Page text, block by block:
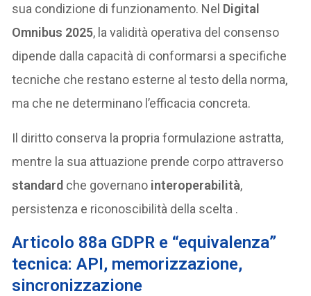
sua condizione di funzionamento. Nel Digital
Omnibus 2025, la validità operativa del consenso
dipende dalla capacità di conformarsi a specifiche
tecniche che restano esterne al testo della norma,
ma che ne determinano l’efficacia concreta.
Il diritto conserva la propria formulazione astratta,
mentre la sua attuazione prende corpo attraverso
standard che governano interoperabilità,
persistenza e riconoscibilità della scelta .
Articolo 88a GDPR e “equivalenza”
tecnica: API, memorizzazione,
sincronizzazione